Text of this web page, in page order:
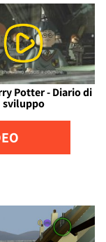
Potter - Diario di
sviluppo